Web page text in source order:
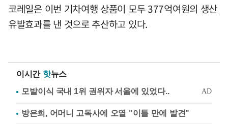
코레일은 이번 기차여행 상품이 모두 377억여원의 생산
유발효과를 낸 것으로 추산하고 있다.
이시간 핫뉴스
방은희, 어머니 고독사에 오열 "이틀 만에 발견"